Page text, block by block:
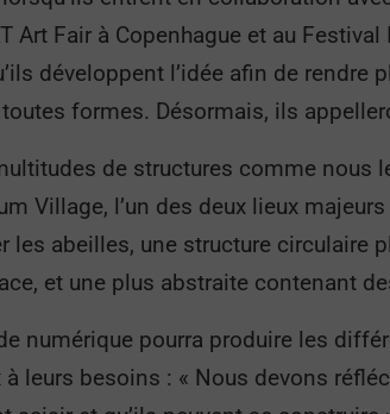
Art Fair à Copenhague et au
développent l’idée afin de rendre
formes. Désormais, ils
de structures comme nous
Village, l’un des deux lieux
abeilles, une structure circulaire
et une plus abstraite contenant
numérique pourra produire les
leurs besoins : « Nous devons